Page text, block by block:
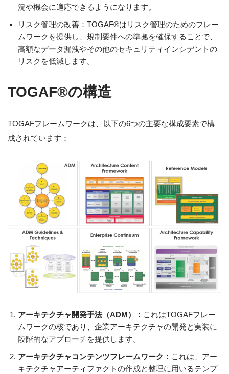
況や機会に適応できるようになります。
リスク管理の改善：TOGAF®はリスク管理のためのフレー
ムワークを提供し、規制要件への準拠を確保することで、
高額なデータ漏洩やその他のセキュリティインシデントの
リスクを低減します。
TOGAF®の構造
TOGAFフレームワークは、以下の6つの主要な構成要素で構
成されています：
アーキテクチャ開発手法（ADM）： これはTOGAFフレー
ムワークの核であり、企業アーキテクチャの開発と実装に
段階的なアプローチを提供します。
アーキテクチャコンテンツフレームワーク： これは、アー
キテクチャアーティファクトの作成と整理に用いるテンプ